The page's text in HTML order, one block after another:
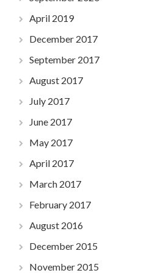
April 2019
December 2017
September 2017
August 2017
July 2017
June 2017
May 2017
April 2017
March 2017
February 2017
August 2016
December 2015
November 2015